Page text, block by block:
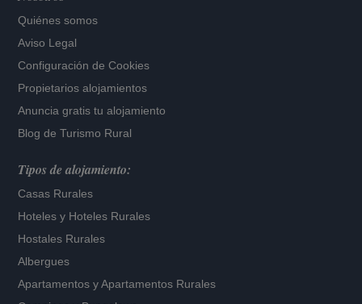
Quiénes somos
Aviso Legal
Configuración de Cookies
Propietarios alojamientos
Anuncia gratis tu alojamiento
Blog de Turismo Rural
Tipos de alojamiento:
Casas Rurales
Hoteles y Hoteles Rurales
Hostales Rurales
Albergues
Apartamentos yApartamentos Rurales